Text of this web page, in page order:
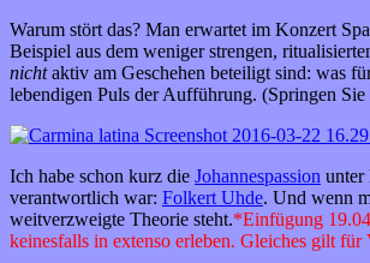
Warum stört das? Man erwartet im Konzert
Beispiel aus dem weniger strengen,
nichtaktiv am Geschehen beteiligt sind: was
lebendigen Puls der Aufführung. (Springen
Ich habe schon kurz die Johannespassion unter
verantwortlich war: Folkert Uhde. Und wenn
weitverzweigte Theorie steht.*Einfügung
keinesfalls in extenso erleben. Gleiches gilt für